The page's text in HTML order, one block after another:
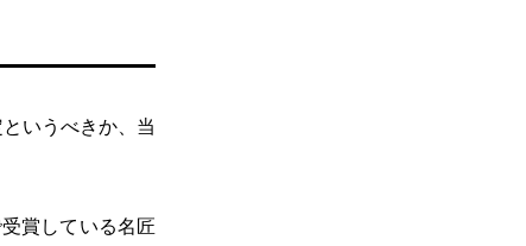
いうべきか、当
賞している名匠